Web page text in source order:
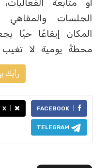
أو متابعة
الجلسات والمقاهي
المكان إيقاعًا حيًا
محطةً يومية لا تغيب
رأيك
FACEBOOK
X
TELEGRAM